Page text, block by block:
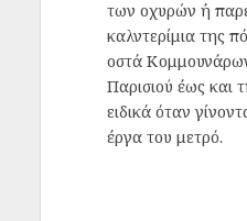
των οχυρών ή
καλντερίμια της
οστά
Παρισιού έως και
ειδικά όταν
έργα του μετρό.